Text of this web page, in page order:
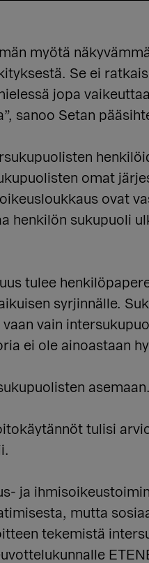
myötä
Se ei
jopa
sanoo Setan
omat
ovat
henkilön sukupuoli
tulee
syrjinnälle.
vain
ei ole ainoastaan
asemaan.
tulisi
ja
mutta
tekemistä